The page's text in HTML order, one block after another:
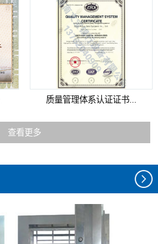
质量管理体系认证证书...
查看更多